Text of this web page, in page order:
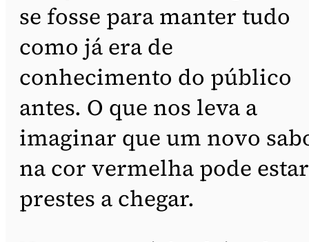
se fosse para manter tudo
como já era de
conhecimento do público
antes. O que nos leva a
imaginar que um novo
na cor vermelha pode estar
prestes a chegar.